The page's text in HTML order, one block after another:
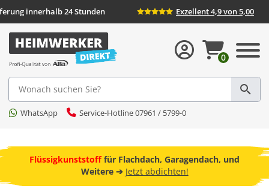
innerhalb 24 Stunden Exzellent 4,9 von 5,00
Suche
WhatsApp Service-Hotline 07961 / 5799-0
0
Flüssigkunststofffür Flachdach, Garagendach, und
Weitere ➔ Jetzt abdichten!